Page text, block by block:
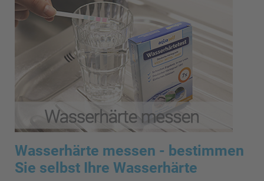
Wasserhärte messen - bestimmen
Sie selbst Ihre Wasserhärte